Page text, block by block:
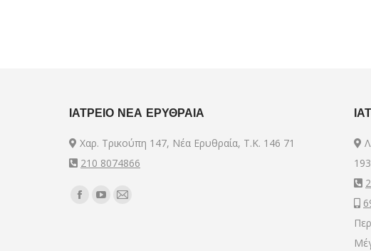
ΙΑΤΡΕΙΟ ΝΕΑ ΕΡΥΘΡΑΙΑ
Χαρ. Τρικούπη 147, Νέα Ερυθραία, Τ.Κ. 146 71
210 8074866
Find us on:
Facebook
YouTube
Mail